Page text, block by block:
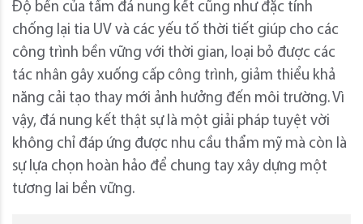
Độ bền của tấm đá nung kết cũng như đặc tính
chống lại tia UV và các yếu tố thời tiết giúp cho các
công trình bền vững với thời gian, loại bỏ được các
tác nhân gây xuống cấp công trình, giảm thiểu khả
năng cải tạo thay mới ảnh hưởng đến môi trường. Vì
vậy, đá nung kết thật sự là một giải pháp tuyệt vời
không chỉ đáp ứng được nhu cầu thẩm mỹ mà còn là
sự lựa chọn hoàn hảo để chung tay xây dựng một
tương lai bền vững.